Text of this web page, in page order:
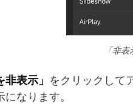
「非
表示」 をクリックして
なります。